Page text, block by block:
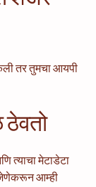
तर तुमचा आयपी
ठेवतो
त्याचा मेटाडेटा
जेणेकरून आम्ही